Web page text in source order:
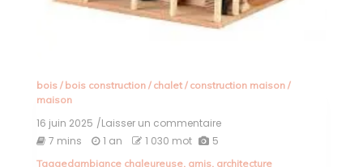
bois/ bois construction/ chalet/ construction maison/
maison
16 juin 2025 /Laisser un commentaireon
7 mins 1 an 1 030 mot 5
Taggedambiance chaleureuse, amis, architecture